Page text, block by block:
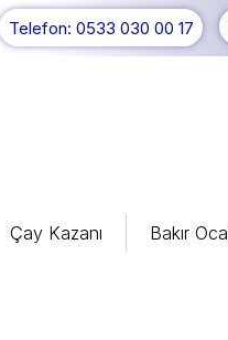
Telefon: 0533 030 00 17
Çay Kazanı Bakır